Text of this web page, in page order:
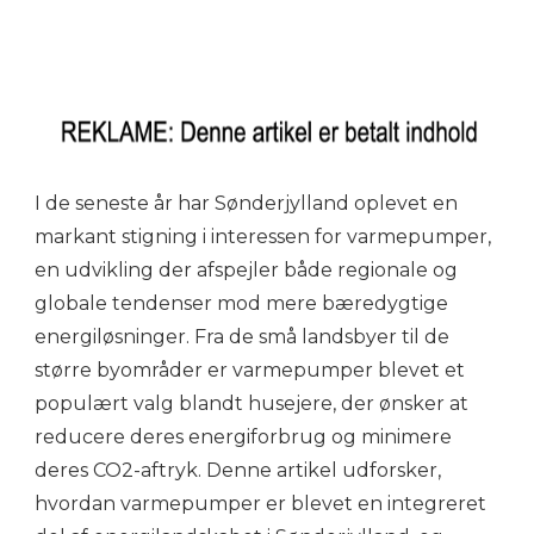
I de seneste år har Sønderjylland oplevet en
markant stigning i interessen for varmepumper,
en udvikling der afspejler både regionale og
globale tendenser mod mere bæredygtige
energiløsninger. Fra de små landsbyer til de
større byområder er varmepumper blevet et
populært valg blandt husejere, der ønsker at
reducere deres energiforbrug og minimere
deres CO2-aftryk. Denne artikel udforsker,
hvordan varmepumper er blevet en integreret